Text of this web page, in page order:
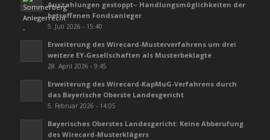
Auszahlungen gestoppt– Handlungsmöglichkeiten der
betroffenen Fondsanleger
5. Juli 2026 - 15:40
Erweiterung des Wirecard-Musterverfahrens um drei
weitere EY-Gesellschaften als Musterbeklagte
28. April 2026 - 9:45
Erweiterung des Wirecard-KapMuG-Verfahrens durch
das Bayerische Oberste Landesgericht
5. Februar 2026 - 14:05
Bayerisches Oberstes Landesgericht: Keine Abberufung
des Wirecard-Musterklägers